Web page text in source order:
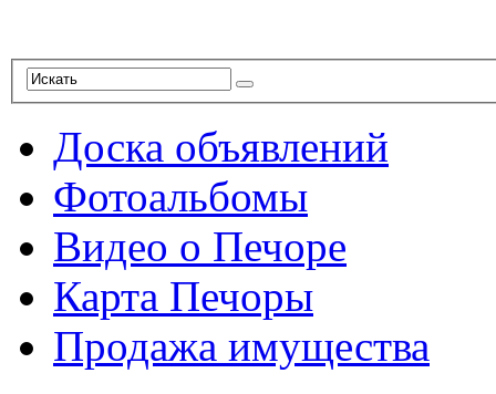
Доска объявлений
Фотоальбомы
Видео о Печоре
Карта Печоры
Продажа имущества